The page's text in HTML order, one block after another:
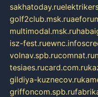
sakhatoday.ru
golf2club.msk.ru
multimodal.msk.ru
isz-fest.ruewnc.info
volnav.spb.rucomnat.ru
tesiaes.rucard.com.ru
gildiya-kuznecov.ru
griffoncom.spb.ru